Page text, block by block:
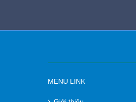
MENU LINK